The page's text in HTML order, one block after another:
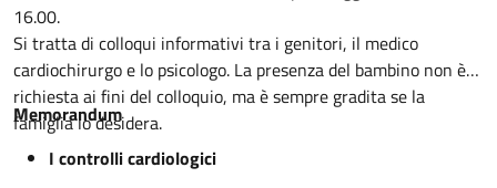
16.00.
Si tratta di colloqui informativi tra i genitori, il medico
cardiochirurgo e lo psicologo. La presenza del bambino non è
richiesta ai fini del colloquio, ma è sempre gradita se la
famiglia lo desidera.
Memorandum
I controlli cardiologici